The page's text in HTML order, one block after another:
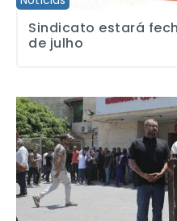
Sindicato estará
de julho
Hamas anuncia dissolução